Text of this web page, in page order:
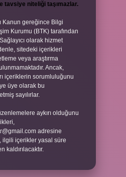
tavsiye niteliği taşımazlar.
Kanun gereğince Bilgi
Kurumu (BTK) tarafından
olarak hizmet
sitedeki içerikleri
veya araştırma
Ancak,
içeriklerin sorumluluğunu
üye olarak bu
sayılırlar.
aykırı olduğunu
adresine
ilgili içerikler yasal süre
kaldırılacaktır.